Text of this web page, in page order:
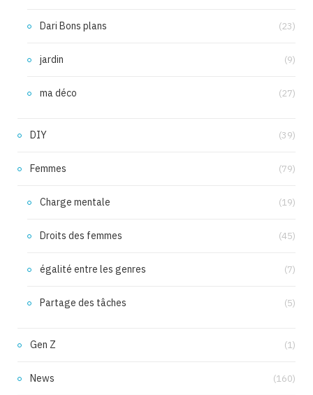
Dari Bons plans (23)
jardin (9)
ma déco (27)
DIY (39)
Femmes (79)
Charge mentale (19)
Droits des femmes (45)
égalité entre les genres (7)
Partage des tâches (5)
Gen Z (1)
News (160)